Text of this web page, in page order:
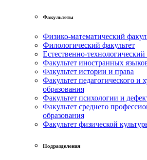
Факультеты
Физико-математический
Филологический факультет
Естественно-технологический
Факультет иностранных
Факультет истории и права
Факультет педагогического и
образования
Факультет психологии и
Факультет среднего
образования
Факультет физической
Подразделения